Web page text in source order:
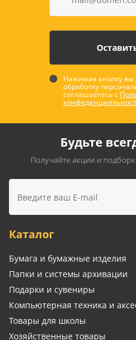
Нажимая кнопку вы
обработку
соглашаетесь с
Будьте
Получайте акции и
Каталог
Бумага и бумажные изделия
Папки и системы архивации
Подарки и сувениры
Компьютерная техника и
Товары для школы
Хозяйственные товары